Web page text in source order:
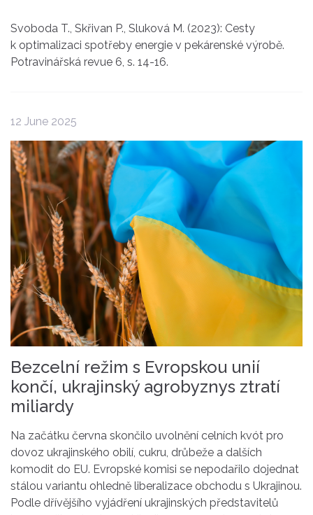
Svoboda T., Skřivan P., Sluková M. (2023): Cesty
k optimalizaci spotřeby energie v pekárenské výrobě.
Potravinářská revue 6, s. 14-16.
12 June 2025
Bezcelní režim s Evropskou unií
končí, ukrajinský agrobyznys ztratí
miliardy
Na začátku června skončilo uvolnění celních kvót pro
dovoz ukrajinského obilí, cukru, drůbeže a dalších
komodit do EU. Evropské komisi se nepodařilo dojednat
stálou variantu ohledně liberalizace obchodu s Ukrajinou.
Podle dřívějšího vyjádření ukrajinských představitelů